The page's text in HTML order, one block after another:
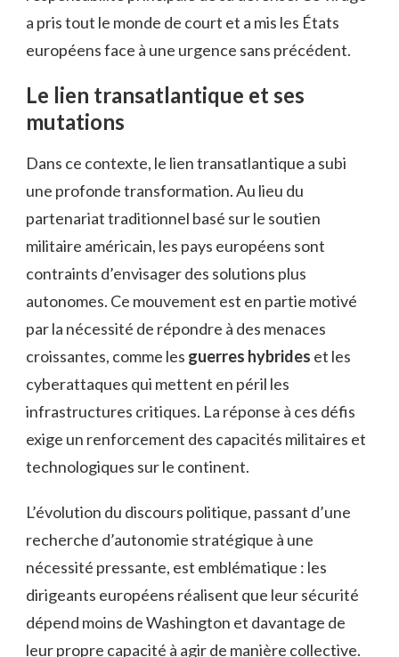
a pris tout le monde de court et a mis les États
européens face à une urgence sans précédent.
Le lien transatlantique et ses
mutations
Dans ce contexte, le lien transatlantique a subi
une profonde transformation. Au lieu du
partenariat traditionnel basé sur le soutien
militaire américain, les pays européens sont
contraints d’envisager des solutions plus
autonomes. Ce mouvement est en partie motivé
par la nécessité de répondre à des menaces
croissantes, comme les guerres hybrides et les
cyberattaques qui mettent en péril les
infrastructures critiques. La réponse à ces défis
exige un renforcement des capacités militaires et
technologiques sur le continent.
L’évolution du discours politique, passant d’une
recherche d’autonomie stratégique à une
nécessité pressante, est emblématique : les
dirigeants européens réalisent que leur sécurité
dépend moins de Washington et davantage de
leur propre capacité à agir de manière collective.